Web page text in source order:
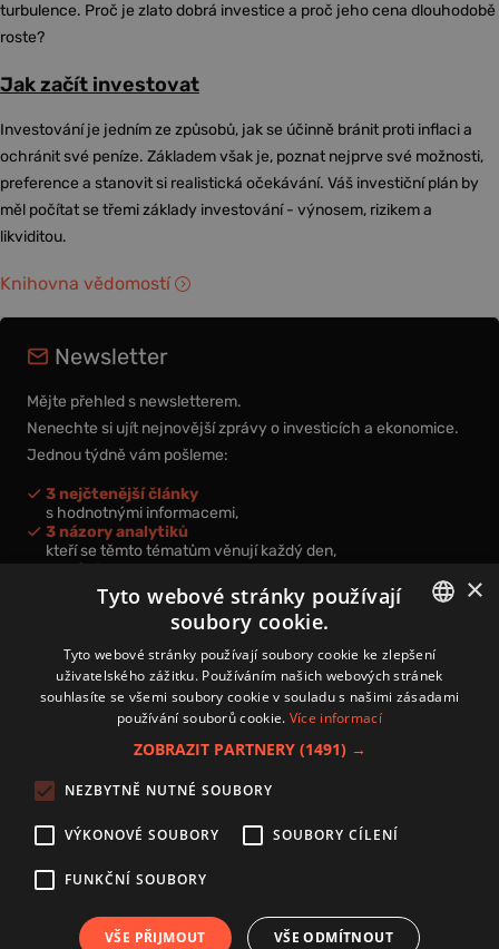
turbulence. Proč je zlato dobrá investice a proč jeho cena dlouhodobě
roste?
Jak začít investovat
Investování je jedním ze způsobů, jak se účinně bránit proti inflaci a
ochránit své peníze. Základem však je, poznat nejprve své možnosti,
preference a stanovit si realistická očekávání. Váš investiční plán by
měl počítat se třemi základy investování - výnosem, rizikem a
likviditou.
Knihovna vědomostí
Newsletter
Mějte přehled s newsletterem.
Nenechte si ujít nejnovější zprávy o investicích a ekonomice.
Jednou týdně vám pošleme:
3 nejčtenější články
s hodnotnými informacemi,
3 názory analytiků
kteří se těmto tématům věnují každý den,
nová videa a podcasty
k prohloubení vašich znalostí.
Přihlášením k newsletteru vyjadřujete svůj souhlas spodmínkami
zpracování osobních údajů.
Zásady používání souborů cookies
Autoři
Nastavení cookies
CZECH
×
Tyto webové stránky používají
soubory cookie.
Tyto webové stránky používají soubory cookie ke zlepšení
uživatelského zážitku. Používáním našich webových stránek
souhlasíte se všemi soubory cookie v souladu s našimi zásadami
používání souborů cookie. Více informací
ZOBRAZIT PARTNERY (1491) →
NEZBYTNĚ NUTNÉ SOUBORY
VÝKONOVÉ SOUBORY SOUBORY CÍLENÍ
FUNKČNÍ SOUBORY
VŠE PŘIJMOUT VŠE ODMÍTNOUT